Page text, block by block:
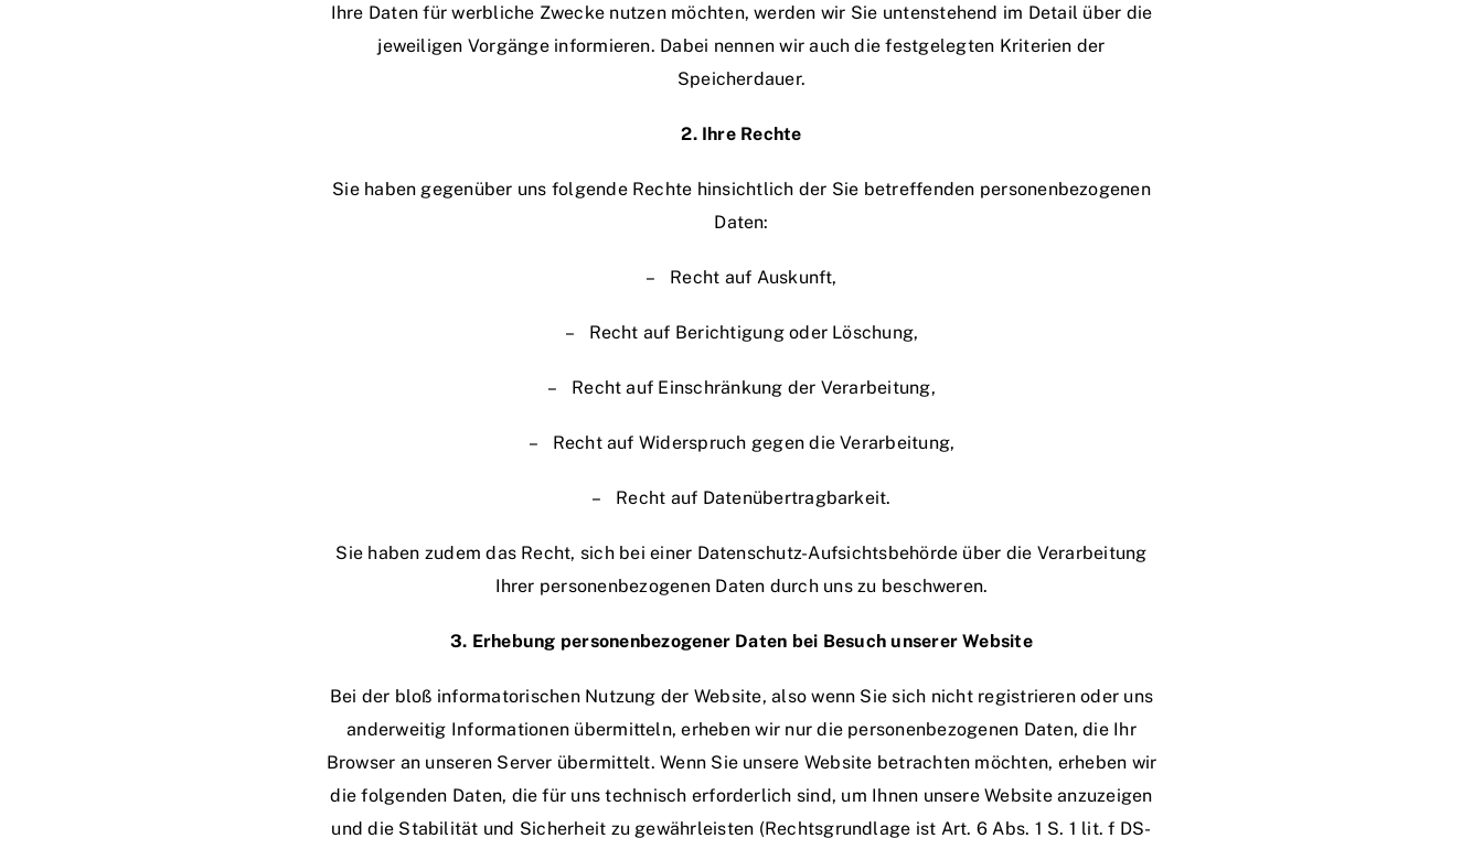
Ihre Daten für werbliche Zwecke nutzen möchten, werden wir Sie untenstehend im Detail über die
jeweiligen Vorgänge informieren. Dabei nennen wir auch die festgelegten Kriterien der
Speicherdauer.
2. Ihre Rechte
Sie haben gegenüber uns folgende Rechte hinsichtlich der Sie betreffenden personenbezogenen
Daten:
– Recht auf Auskunft,
– Recht auf Berichtigung oder Löschung,
– Recht auf Einschränkung der Verarbeitung,
– Recht auf Widerspruch gegen die Verarbeitung,
– Recht auf Datenübertragbarkeit.
Sie haben zudem das Recht, sich bei einer Datenschutz-Aufsichtsbehörde über die Verarbeitung
Ihrer personenbezogenen Daten durch uns zu beschweren.
3. Erhebung personenbezogener Daten bei Besuch unserer Website
Bei der bloß informatorischen Nutzung der Website, also wenn Sie sich nicht registrieren oder uns
anderweitig Informationen übermitteln, erheben wir nur die personenbezogenen Daten, die Ihr
Browser an unseren Server übermittelt. Wenn Sie unsere Website betrachten möchten, erheben wir
die folgenden Daten, die für uns technisch erforderlich sind, um Ihnen unsere Website anzuzeigen
und die Stabilität und Sicherheit zu gewährleisten (Rechtsgrundlage ist Art. 6 Abs. 1 S. 1 lit. f DS-